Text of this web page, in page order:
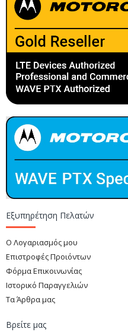
Πιστοποίηση ATEX
Συμβατότητα
Εξυπηρέτηση Πελατών
Ο Λογαριασμός μου
Επιστροφές Προιόντων
Φόρμα Επικοινωνίας
Ιστορικό Παραγγελιών
Τα Άρθρα μας
Βρείτε μας